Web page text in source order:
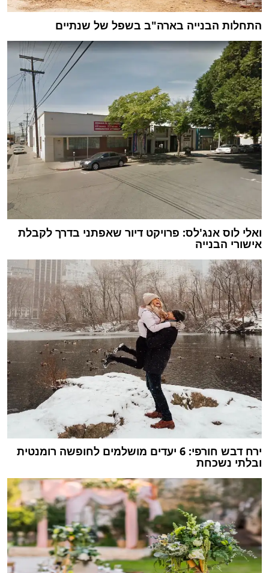
התחלות הבנייה בארה"ב בשפל של שנתיים
ואלי לוס אנג'לס: פרויקט דיור שאפתני בדרך לקבלת
אישורי הבנייה
ירח דבש חורפי: 6 יעדים מושלמים לחופשה רומנטית
ובלתי נשכחת